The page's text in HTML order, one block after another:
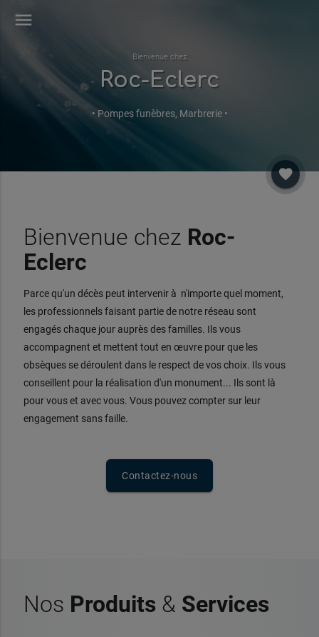
menu
Bienvenue chez
Roc-Eclerc
• Pompes funèbres, Marbrerie •
favorite
Bienvenue chez Roc-
Eclerc
Parce qu'un décès peut intervenir à n'importe quel moment,
les professionnels faisant partie de notre réseau sont
engagés chaque jour auprès des familles. Ils vous
accompagnent et mettent tout en œuvre pour que les
obsèques se déroulent dans le respect de vos choix. Ils vous
conseillent pour la réalisation d'un monument... Ils sont là
pour vous et avec vous. Vous pouvez compter sur leur
engagement sans faille.
Contactez-nous
Nos Produits& Services